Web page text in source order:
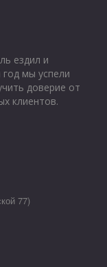
ездил и
мы успели
доверие от
клиентов.
77)